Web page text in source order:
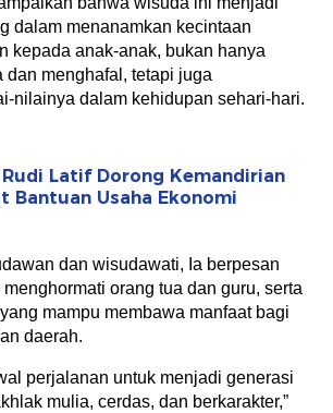
dalam menanamkan kecintaan
kepada anak-anak, bukan hanya
dan menghafal, tetapi juga
nilainya dalam kehidupan sehari-hari.
Latif Dorong Kemandirian
Bantuan Usaha Ekonomi
dan wisudawati, Ia berpesan
orang tua dan guru, serta
mampu membawa manfaat bagi
daerah.
perjalanan untuk menjadi generasi
mulia, cerdas, dan berkarakter,”